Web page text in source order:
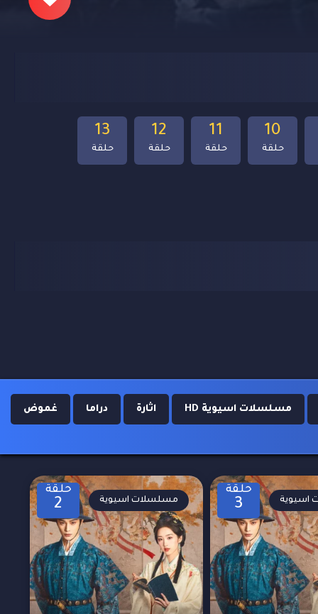
13
حلقة
12
حلقة
11
حلقة
10
حلقة
مسلسلات اسيوية HD اثارة دراما غموض
حلقة
3 اسيوية
حلقة
2 مسلسلات اسيوية